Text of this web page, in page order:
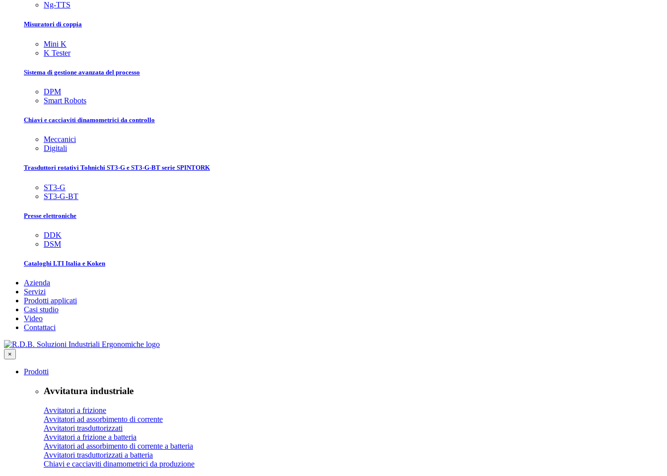
Ng-TTS
Misuratori di coppia
Mini K
K Tester
Sistema di gestione avanzata del processo
DPM
Smart Robots
Chiavi e cacciaviti dinamometrici da controllo
Meccanici
Digitali
Trasduttori rotativi Tohnichi ST3-G e ST3-G-BT serie SPINTORK
ST3-G
ST3-G-BT
Presse elettroniche
DDK
DSM
Cataloghi LTI Italia e Koken
Azienda
Servizi
Prodotti applicati
Casi studio
Video
Contattaci
×
Prodotti
Avvitatura industriale
Avvitatori a frizione
Avvitatori ad assorbimento di corrente
Avvitatori trasduttorizzati
Avvitatori a frizione a batteria
Avvitatori ad assorbimento di corrente a batteria
Avvitatori trasduttorizzati a batteria
Chiavi e cacciaviti dinamometrici da produzione